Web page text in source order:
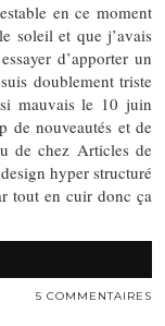
en ce moment
soleil et que j’avais
d’apporter un
doublement triste
mauvais le 10 juin
nouveautés et de
de chez Articles de
hyper structuré
tout en cuir donc ça
5 COMMENTAIRES